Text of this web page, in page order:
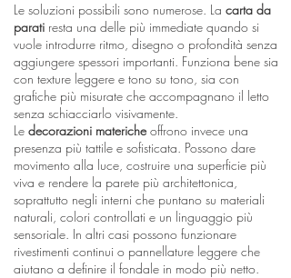
Le soluzioni possibili sono numerose. La carta da
parati resta una delle più immediate quando si
vuole introdurre ritmo, disegno o profondità senza
aggiungere spessori importanti. Funziona bene sia
con texture leggere e tono su tono, sia con
grafiche più misurate che accompagnano il letto
senza schiacciarlo visivamente.
Le decorazioni matericheoffrono invece una
presenza più tattile e sofisticata. Possono dare
movimento alla luce, costruire una superficie più
viva e rendere la parete più architettonica,
soprattutto negli interni che puntano su materiali
naturali, colori controllati e un linguaggio più
sensoriale. In altri casi possono funzionare
rivestimenti continui o pannellature leggere che
aiutano a definire il fondale in modo più netto.